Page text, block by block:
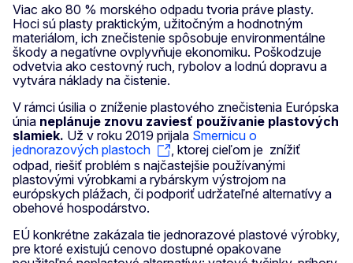
Viac ako 80 % morského odpadu tvoria práve plasty.
Hoci sú plasty praktickým, užitočným a hodnotným
materiálom, ich znečistenie spôsobuje environmentálne
škody a negatívne ovplyvňuje ekonomiku. Poškodzuje
odvetvia ako cestovný ruch, rybolov a lodnú dopravu a
vytvára náklady na čistenie.
V rámci úsilia o zníženie plastového znečistenia Európska
únia neplánuje znovu zaviesť používanie plastových
slamiek. Už v roku 2019 prijala Smernicu o
jednorazových plastoch
, ktorej cieľom je znížiť
odpad, riešiť problém s najčastejšie používanými
plastovými výrobkami a rybárskym výstrojom na
európskych plážach, či podporiť udržateľné alternatívy a
obehové hospodárstvo.
EÚ konkrétne zakázala tie jednorazové plastové výrobky,
pre ktoré existujú cenovo dostupné opakovane